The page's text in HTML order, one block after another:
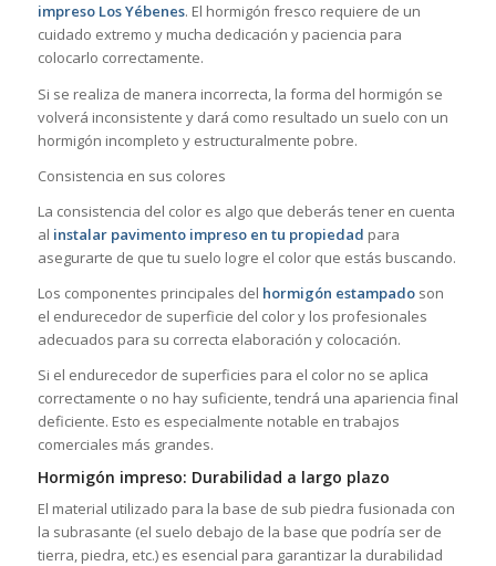
impreso Los Yébenes. El hormigón fresco requiere de un
cuidado extremo y mucha dedicación y paciencia para
colocarlo correctamente.
Si se realiza de manera incorrecta, la forma del hormigón se
volverá inconsistente y dará como resultado un suelo con un
hormigón incompleto y estructuralmente pobre.
Consistencia en sus colores
La consistencia del color es algo que deberás tener en cuenta
al instalar pavimento impreso en tu propiedad para
asegurarte de que tu suelo logre el color que estás buscando.
Los componentes principales del hormigón estampadoson
el endurecedor de superficie del color y los profesionales
adecuados para su correcta elaboración y colocación.
Si el endurecedor de superficies para el color no se aplica
correctamente o no hay suficiente, tendrá una apariencia final
deficiente. Esto es especialmente notable en trabajos
comerciales más grandes.
Hormigón impreso: Durabilidad a largo plazo
El material utilizado para la base de sub piedra fusionada con
la subrasante (el suelo debajo de la base que podría ser de
tierra, piedra, etc.) es esencial para garantizar la durabilidad